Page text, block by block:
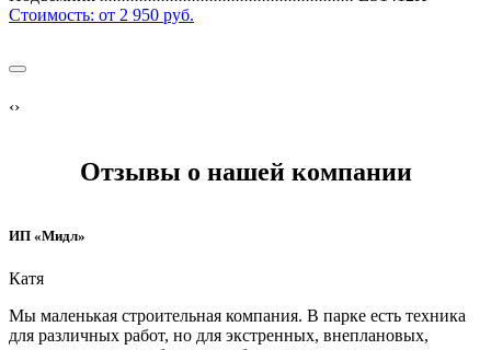
Стоимость: от 2 950 руб.
‹›
Отзывы о нашей компании
ИП «Мидл»
Катя
Мы маленькая строительная компания. В парке есть техника
для различных работ, но для экстренных, внеплановых,